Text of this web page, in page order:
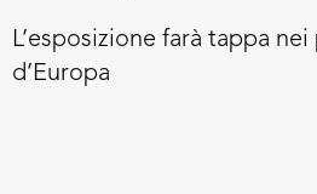
Mediterraneo”
L’esposizione farà tappa
d’Europa